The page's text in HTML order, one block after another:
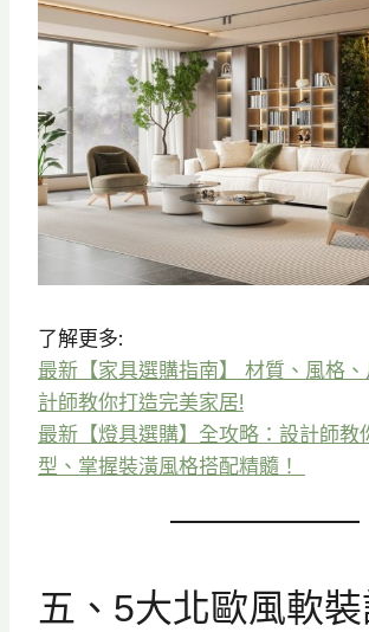
了解更多:
最新【家具選購指南】 材質、風格
計師教你打造完美家居!
最新【燈具選購】全攻略：設計師教
型、掌握裝潢風格搭配精髓！
五、5大北歐風軟